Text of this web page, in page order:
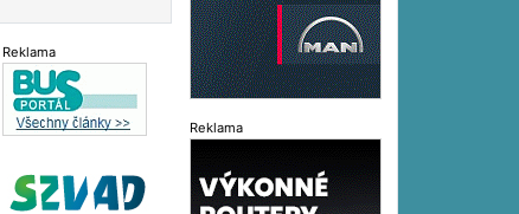
Reklama
Reklama